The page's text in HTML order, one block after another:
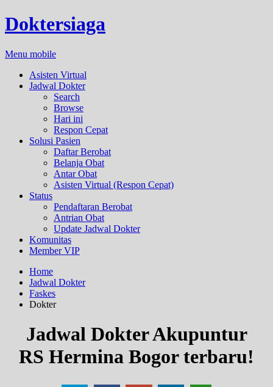
Doktersiaga
Menu mobile
Asisten Virtual
Jadwal Dokter
Search
Browse
Hari ini
Respon Cepat
Solusi Pasien
Daftar Berobat
Belanja Obat
Antar Obat
Asisten Virtual (Respon Cepat)
Status
Pendaftaran Berobat
Antrian Obat
Update Jadwal Dokter
Komunitas
Member VIP
Home
Jadwal Dokter
Faskes
Dokter
Jadwal Dokter Akupuntur
RS Hermina Bogor terbaru!